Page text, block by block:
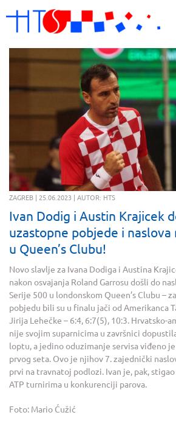
ZAGREB | 25.06.2023 | AUTOR: HTS
Ivan Dodig i Austin Krajicek
uzastopne pobjede i naslova
u Queen’s Clubu!
Novo slavlje za Ivana Dodiga i Austina
nakon osvajanja Roland Garrosu došli do
Serije 500 u londonskom Queen’s Clubu –
pobjedu bili su u finalu jači od Amerikanca
Jirija Lehečke – 6:4, 6:7(5), 10:3. Hrvatsko-
nije svojim suparnicima u završnici
loptu, a jedino oduzimanje servisa viđeno
prvog seta. Ovo je njihov 7. zajednički
prvi na travnatoj podlozi. Ivan je, pak, stigao
ATP turnirima u konkurenciji parova.
Foto: Mario Ćužić